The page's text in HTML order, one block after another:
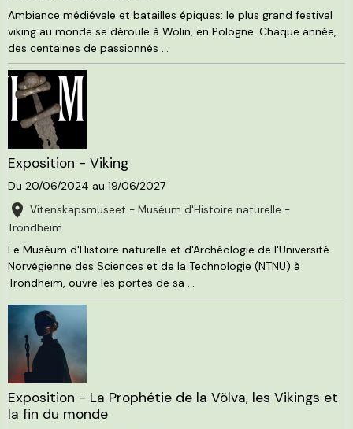
Ambiance médiévale et batailles épiques: le plus grand festival
viking au monde se déroule à Wolin, en Pologne. Chaque année,
des centaines de passionnés ...
Exposition - Viking
Du 20/06/2024 au 19/06/2027
Vitenskapsmuseet - Muséum d'Histoire naturelle -
Trondheim
Le Muséum d'Histoire naturelle et d'Archéologie de l'Université
Norvégienne des Sciences et de la Technologie (NTNU) à
Trondheim, ouvre les portes de sa ...
Exposition - La Prophétie de la Völva, les Vikings et
la fin du monde